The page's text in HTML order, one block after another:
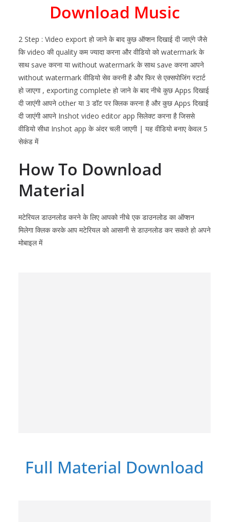
Download Music
2 Step : Video export हो जाने के बाद कुछ ऑप्शन दिखाई दी जाएंगे जैसे
कि video की quality कम ज्यादा करना और वीडियो को watermark के
साथ save करना या without watermark के साथ save करना आपने
without watermark वीडियो सेव करनी है और फिर से एक्सपोजिंग स्टार्ट
हो जाएगा , exporting complete हो जाने के बाद नीचे कुछ Apps दिखाई
दी जाएंगी आपने other या 3 डॉट पर क्लिक करना है और कुछ Apps दिखाई
दी जाएंगी आपने Inshot video editor app सिलेक्ट करना है जिससे
वीडियो सीधा Inshot app के अंदर चली जाएगी | यह वीडियो बनाए केवल 5
सेकंड में
How To Download
Material
मटेरियल डाउनलोड करने के लिए आपको नीचे एक डाउनलोड का ऑप्शन
मिलेगा क्लिक करके आप मटेरियल को आसानी से डाउनलोड कर सकते हो अपने
मोबाइल में
Full Material Download